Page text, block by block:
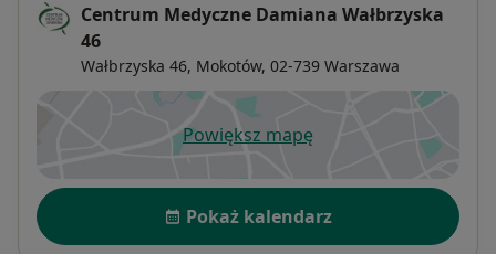
Centrum Medyczne Damiana Wałbrzyska
46
Wałbrzyska 46, Mokotów, 02-739 Warszawa
Powiększ mapęotwiera się w nowej karcie
Dostępność
Pokaż kalendarz